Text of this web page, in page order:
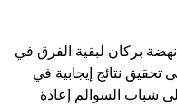
نهضة بركان لبقية الفرق في
تحقيق نتائج إيجابية في
شباب السوالم إعادة